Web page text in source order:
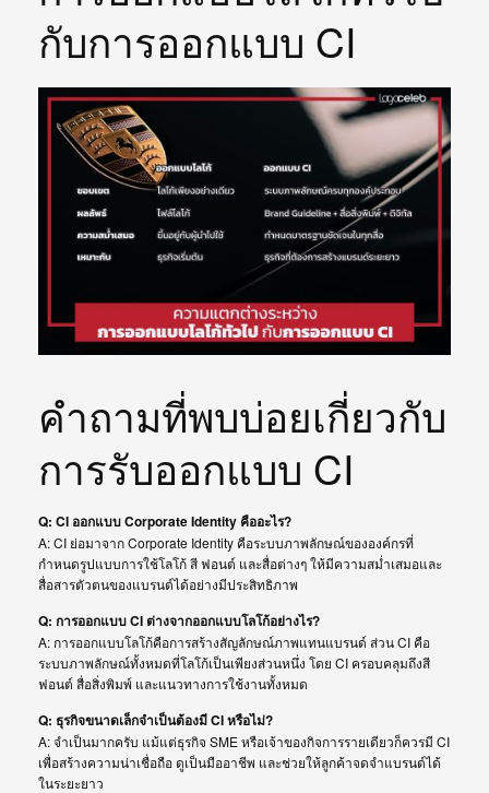
กับการออกแบบ CI
คำถามที่พบบ่อยเกี่ยวกับ
การรับออกแบบ CI
Q: CI ออกแบบ Corporate Identity คืออะไร?
A: CI ย่อมาจาก Corporate Identity คือระบบภาพลักษณ์ขององค์กรที่
กำหนดรูปแบบการใช้โลโก้ สี ฟอนต์ และสื่อต่างๆ ให้มีความสม่ำเสมอและ
สื่อสารตัวตนของแบรนด์ได้อย่างมีประสิทธิภาพ
Q: การออกแบบ CI ต่างจากออกแบบโลโก้อย่างไร?
A: การออกแบบโลโก้คือการสร้างสัญลักษณ์ภาพแทนแบรนด์ ส่วน CI คือ
ระบบภาพลักษณ์ทั้งหมดที่โลโก้เป็นเพียงส่วนหนึ่ง โดย CI ครอบคลุมถึงสี
ฟอนต์ สื่อสิ่งพิมพ์ และแนวทางการใช้งานทั้งหมด
Q: ธุรกิจขนาดเล็กจำเป็นต้องมี CI หรือไม่?
A: จำเป็นมากครับ แม้แต่ธุรกิจ SME หรือเจ้าของกิจการรายเดียวก็ควรมี CI
เพื่อสร้างความน่าเชื่อถือ ดูเป็นมืออาชีพ และช่วยให้ลูกค้าจดจำแบรนด์ได้
ในระยะยาว